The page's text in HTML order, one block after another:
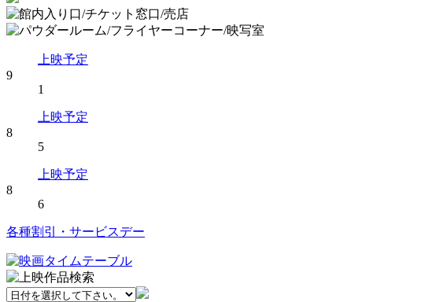
上映予定
9
1
上映予定
8
5
上映予定
8
6
各種割引・サービスデー